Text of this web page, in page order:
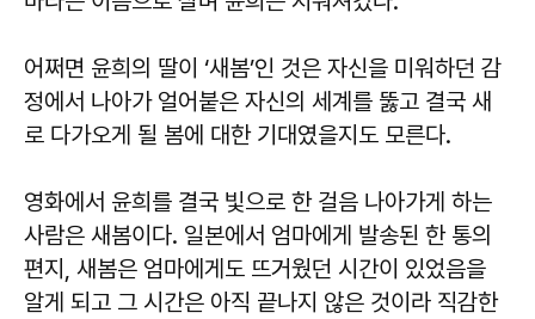
어쩌면 윤희의 딸이 ‘새봄’인 것은 자신을 미워하던 감
정에서 나아가 얼어붙은 자신의 세계를 뚫고 결국 새
로 다가오게 될 봄에 대한 기대였을지도 모른다.
영화에서 윤희를 결국 빛으로 한 걸음 나아가게 하는
사람은 새봄이다. 일본에서 엄마에게 발송된 한 통의
편지, 새봄은 엄마에게도 뜨거웠던 시간이 있었음을
알게 되고 그 시간은 아직 끝나지 않은 것이라 직감한